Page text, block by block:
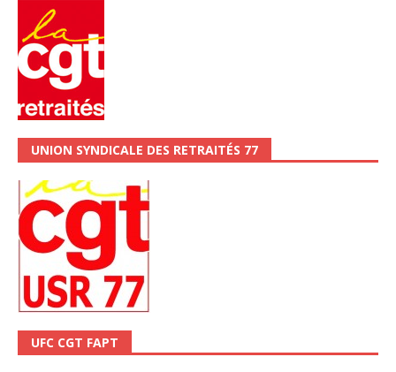
UNION SYNDICALE DES RETRAITÉS 77
UFC CGT FAPT